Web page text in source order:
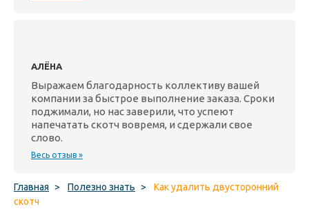
АЛЁНА
Выражаем благодарность коллективу вашей
компании за быстрое выполнение заказа. Сроки
поджимали, но нас заверили, что успеют
напечатать скотч вовремя, и сдержали свое
слово.
Весь отзыв »
Главная > Полезно знать >
Как удалить двусторонний
скотч